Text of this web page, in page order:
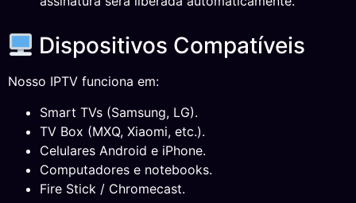
Dispositivos Compatíveis
Nosso IPTV funciona em:
Smart TVs (Samsung, LG).
TV Box (MXQ, Xiaomi, etc.).
Celulares Android e iPhone.
Computadores e notebooks.
Fire Stick / Chromecast.